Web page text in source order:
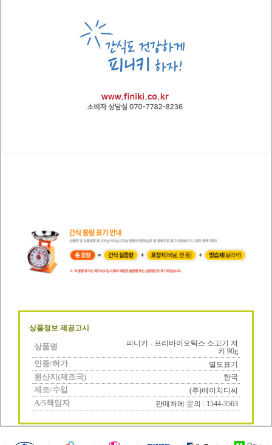
상품정보 제공고시
상품명
피니키 - 프리바이오틱스 소고기 져
키 90g
인증/허가 별도표기
원산지(제조국) 한국
제조/수입 (주)에이치디씨
A/S책임자 판매처에 문의 : 1544-3563